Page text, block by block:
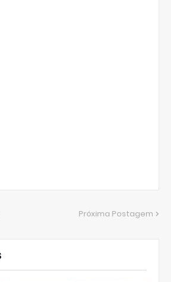
Próxima Postagem